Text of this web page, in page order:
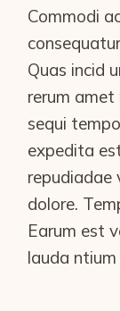
Commodi
Quas incid
rerum
sequi
expedita
repudiadae
dolore.
Earum est
lauda ntium